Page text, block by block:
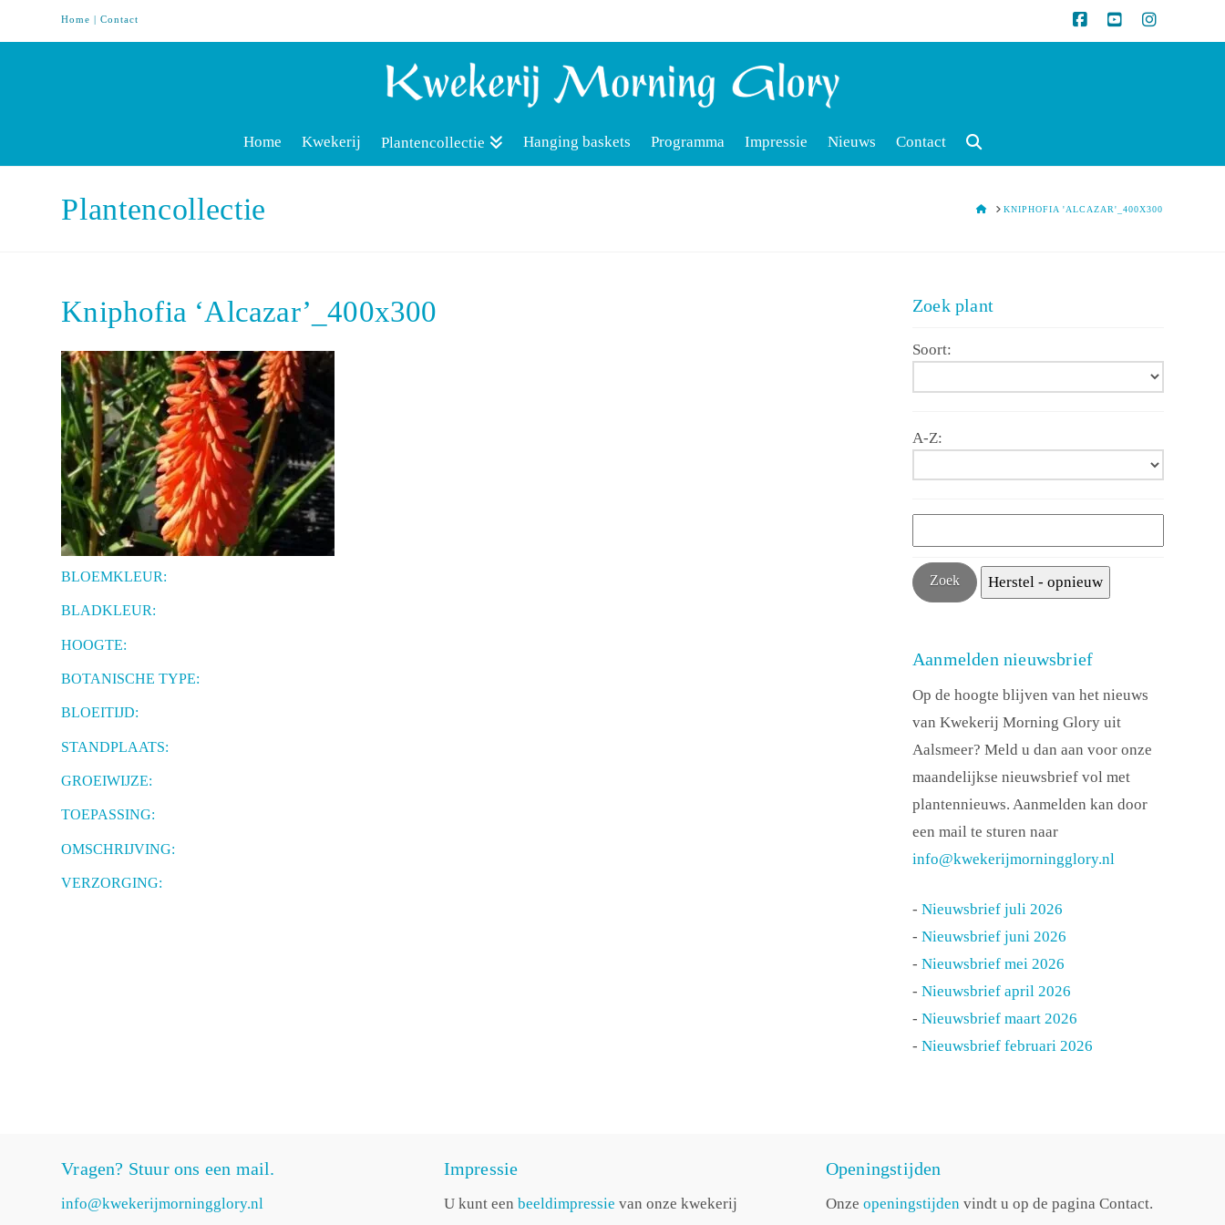
Home |Contact
Home Kwekerij Plantencollectie Hanging baskets Programma Impressie Nieuws Contact
Plantencollectie HOMEKNIPHOFIA 'ALCAZAR'_400X300
Kniphofia ‘Alcazar’_400x300
BLOEMKLEUR:
BLADKLEUR:
HOOGTE:
BOTANISCHE TYPE:
BLOEITIJD:
STANDPLAATS:
GROEIWIJZE:
TOEPASSING:
OMSCHRIJVING:
VERZORGING:
Zoek plant
Soort:
A-Z:
Aanmelden nieuwsbrief
Op de hoogte blijven van het nieuws
van Kwekerij Morning Glory uit
Aalsmeer? Meld u dan aan voor onze
maandelijkse nieuwsbrief vol met
plantennieuws. Aanmelden kan door
een mail te sturen naar
info@kwekerijmorningglory.nl
-Nieuwsbrief juli 2026
-Nieuwsbrief juni 2026
-Nieuwsbrief mei 2026
-Nieuwsbrief april 2026
-Nieuwsbrief maart 2026
-Nieuwsbrief februari 2026
Vragen? Stuur ons een mail.
info@kwekerijmorningglory.nl
Impressie
U kunt een beeldimpressie van onze kwekerij
Openingstijden
Onze openingstijdenvindt u op de pagina Contact.